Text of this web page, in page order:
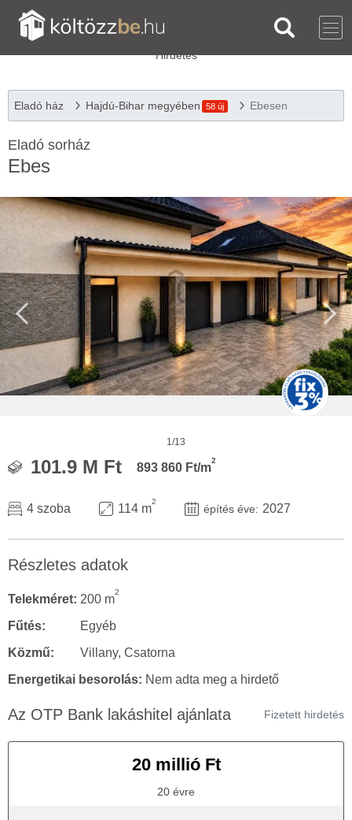
Eladó ház Hajdú-Bihar megyében 58 új Ebesen
Eladó sorház
Ebes
1/13
101.9 M Ft 893 860 Ft/m
2
4 szoba 114 m
2
építés éve: 2027
Részletes adatok
Telekméret: 200 m
2
Fűtés:
Egyéb
Közmű:
Villany, Csatorna
Energetikai besorolás: Nem adta meg a hirdető
Az OTP Bank lakáshitel ajánlata Fizetett hirdetés
20 millió Ft
20 évre